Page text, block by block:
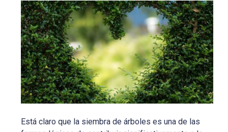
Está claro que la siembra de árboles es una de las